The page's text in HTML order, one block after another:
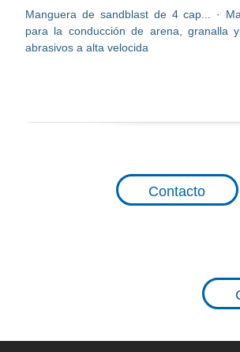
Manguera de sandblast de 4 cap... ·
para la conducción de arena, granalla
abrasivos a alta velocida
Contacto